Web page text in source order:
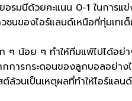
มนีด้วยคะแนน 0-1 ในการแ
นของไอร์แลนด์เหนือที่ทุ่มเทเ
น้อย ๆ ทำให้ทีมแพ้ไปได้อย่
การกระดอนของลูกบอลอย่า
ล้วนเป็นเหตุผลที่ทำให้ไอร์แล